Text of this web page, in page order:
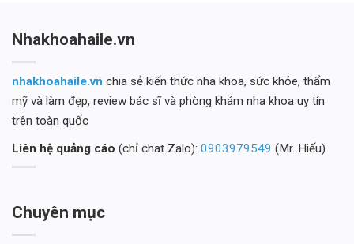
Nhakhoahaile.vn
nhakhoahaile.vn chia sẻ kiến thức nha khoa, sức khỏe, thẩm
mỹ và làm đẹp, review bác sĩ và phòng khám nha khoa uy tín
trên toàn quốc
Liên hệ quảng cáo (chỉ chat Zalo): 0903979549 (Mr. Hiếu)
Chuyên mục